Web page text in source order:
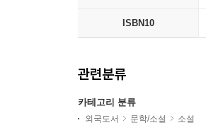
ISBN10
관련분류
카테고리 분류
외국도서 문학/소설 소설